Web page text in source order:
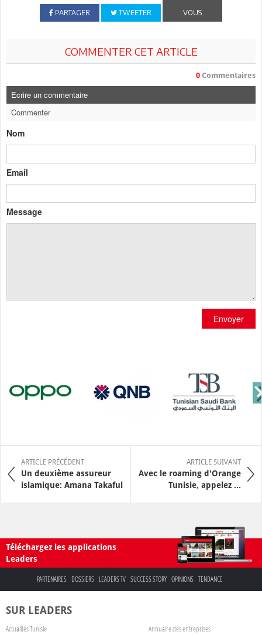
PARTAGER TWEETER
VOUS
COMMENTER CET ARTICLE
0 Commentaires
Ecrire un commentaire
Commenter
Nom
Email
Message
Envoyer
ARTICLE PRÉCÉDENT
Un deuxième assureur
islamique: Amana Takaful
ARTICLE SUIVANT
Avec le roaming d'Orange
Tunisie, appelez ...
Téléchargez les applications
Leaders
PARTENAIRES DOSSIERS LEADERS TV SUCCESS STORY OPINIONS TENDANCE
SUR LEADERS
Actualités Tunisie
Annuaire des entreprises